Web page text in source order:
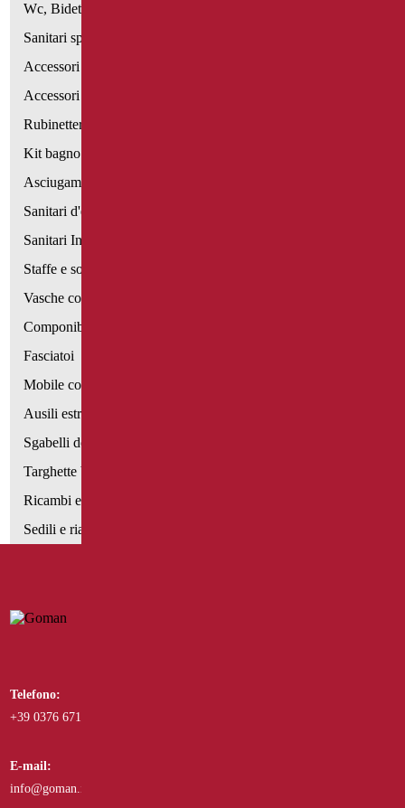
Wc, Bidet e pareti attrezzate
Sanitari speciali
Accessori per WC
Accessori bagno
Rubinetteria
Kit bagno a norma
Asciugamani elettrici
Sanitari d'emergenza
Sanitari Inox
Staffe e sostegni per cartongesso
Vasche con sportello
Componibili corrimano
Fasciatoi
Mobile con poltrona
Ausili estraibili
Sgabelli doccia
Targhette bagno
Ricambi e minuteria
Sedili e rialzi WC
Telefono:
+39 0376 671780
E-mail:
info@goman.it